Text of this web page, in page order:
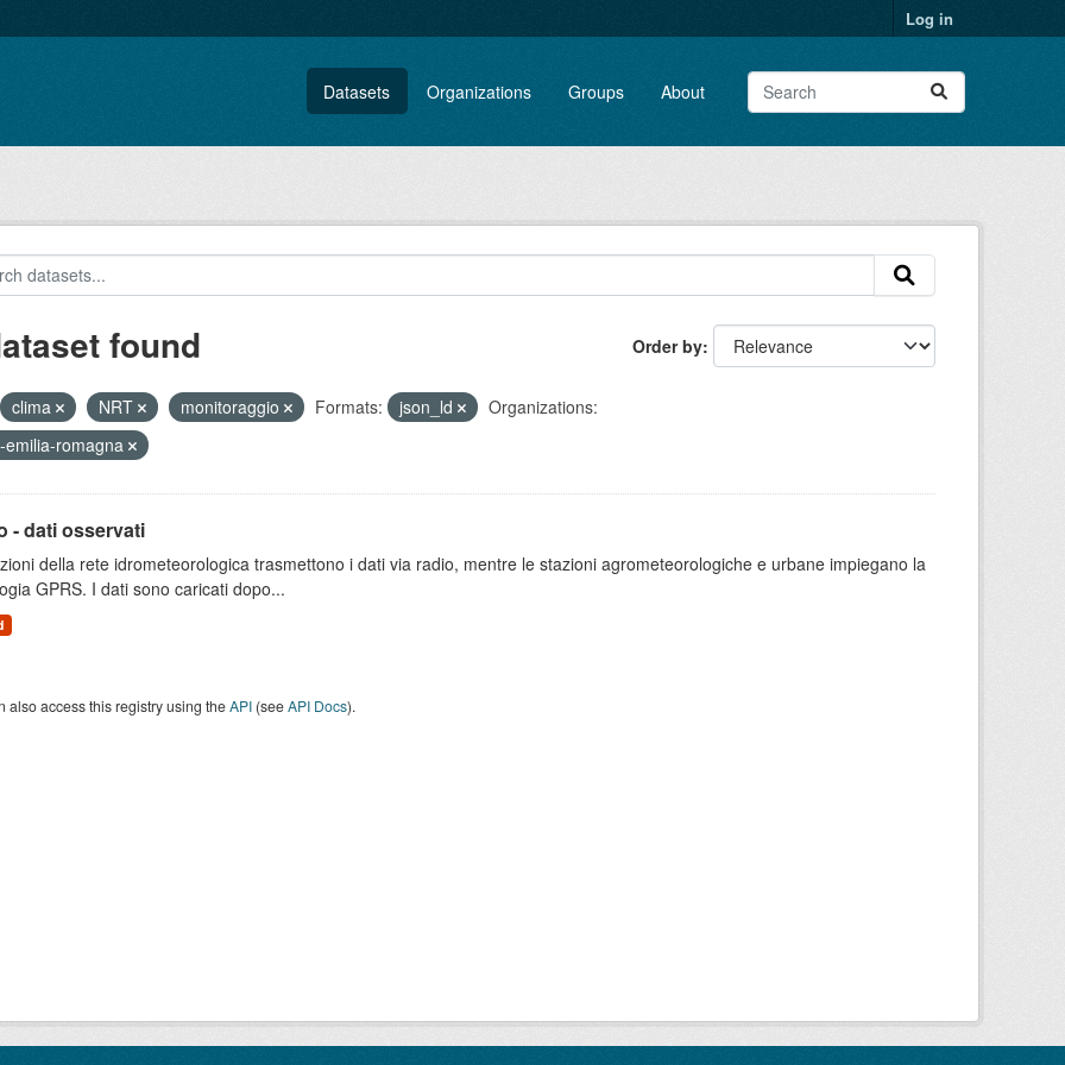
Log in
Datasets Organizations Groups About
Order by
found
clima NRT monitoraggio Formats: json_ld
Organizations:
emilia-romagna
- dati osservati
della rete idrometeorologica trasmettono i dati via radio, mentre le stazioni agrometeorologiche e urbane impiegano la
GPRS. I dati sono caricati dopo...
also access this registry using theAPI(seeAPI Docs).